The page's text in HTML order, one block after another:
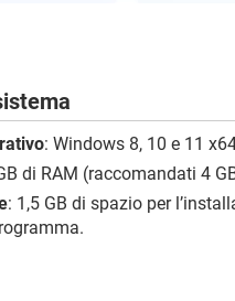
: Windows 8, 10 e 11
di RAM (raccomandati 4
: 1,5 GB di spazio per